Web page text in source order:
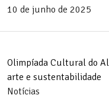
10 de junho de 2025
Olimpíada Cultural do
arte e sustentabilidade
Notícias